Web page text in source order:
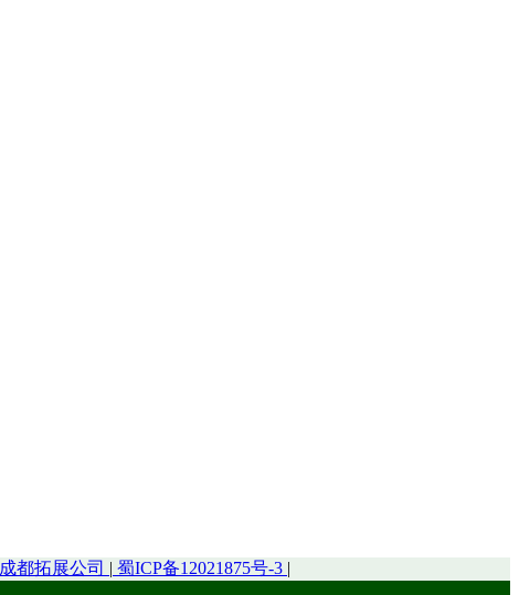
成都拓展公司 | 蜀ICP备12021875号-3 |